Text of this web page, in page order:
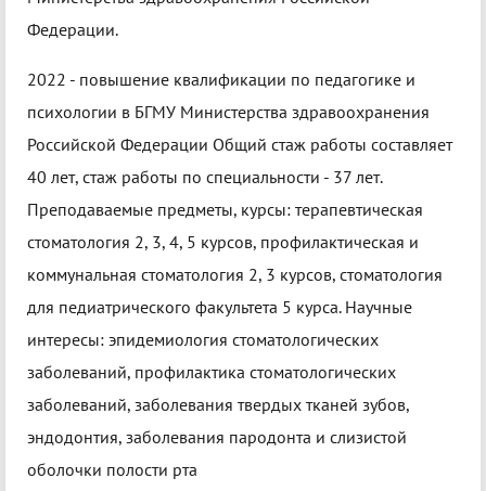
Федерации.
2022 - повышение квалификации по педагогике и
психологии в БГМУ Министерства здравоохранения
Российской Федерации Общий стаж работы составляет
40 лет, стаж работы по специальности - 37 лет.
Преподаваемые предметы, курсы: терапевтическая
стоматология 2, 3, 4, 5 курсов, профилактическая и
коммунальная стоматология 2, 3 курсов, стоматология
для педиатрического факультета 5 курса. Научные
интересы: эпидемиология стоматологических
заболеваний, профилактика стоматологических
заболеваний, заболевания твердых тканей зубов,
эндодонтия, заболевания пародонта и слизистой
оболочки полости рта